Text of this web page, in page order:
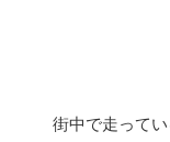
街中で走って